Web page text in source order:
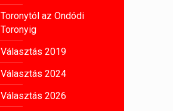
Toronytól az Ondódi
Toronyig
Választás 2019
Választás 2024
Választás 2026